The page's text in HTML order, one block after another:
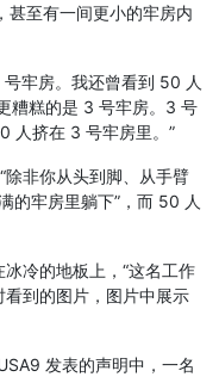
甚至有一间更小的牢房内
牢房。我还曾看到 50 人
糟糕的是 3 号牢房。3 号
人挤在 3 号牢房里。”
非你从头到脚、从手臂
的牢房里躺下”，而 50 人
冷的地板上，“这名工作
看到的图片，图片中展示
发表的声明中，一名